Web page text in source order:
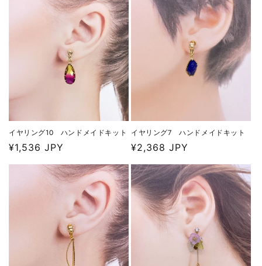
イヤリング10 ハンドメイドキット
通
常
¥1,536 JPY
イヤリング7 ハンドメイドキット
通
常
価
格
¥2,368 JPY